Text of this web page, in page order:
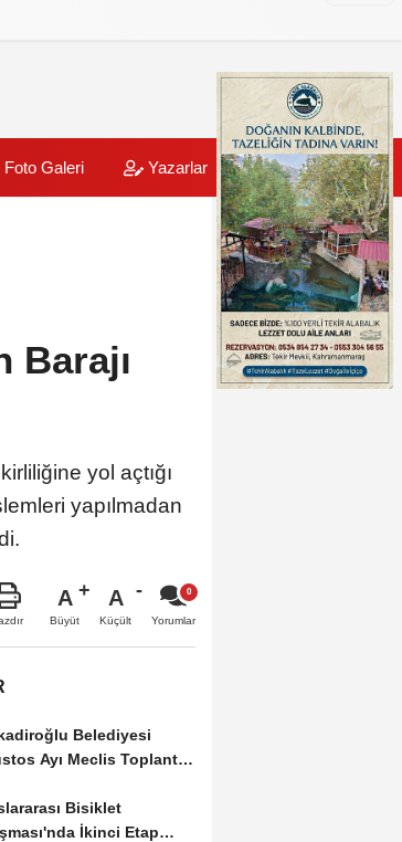
Foto Galeri Yazarlar Üye Paneli
Barajı
yol açtığı
yapılmadan
A
Büyüt
A
Küçült Yorumlar
Belediyesi
Ayı Meclis Toplantısı
Bisiklet
İkinci Etap